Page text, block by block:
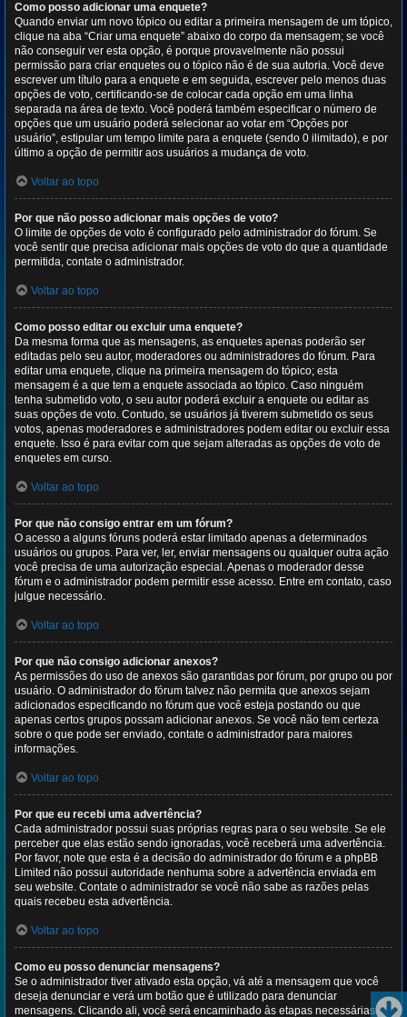
Como posso adicionar uma enquete?
Quando enviar um novo tópico ou editar a primeira mensagem de um tópico,
clique na aba “Criar uma enquete” abaixo do corpo da mensagem; se você
não conseguir ver esta opção, é porque provavelmente não possui
permissão para criar enquetes ou o tópico não é de sua autoria. Você deve
escrever um título para a enquete e em seguida, escrever pelo menos duas
opções de voto, certificando-se de colocar cada opção em uma linha
separada na área de texto. Você poderá também especificar o número de
opções que um usuário poderá selecionar ao votar em “Opções por
usuário”, estipular um tempo limite para a enquete (sendo 0 ilimitado), e por
último a opção de permitir aos usuários a mudança de voto.
Voltar ao topo
Por que não posso adicionar mais opções de voto?
O limite de opções de voto é configurado pelo administrador do fórum. Se
você sentir que precisa adicionar mais opções de voto do que a quantidade
permitida, contate o administrador.
Voltar ao topo
Como posso editar ou excluir uma enquete?
Da mesma forma que as mensagens, as enquetes apenas poderão ser
editadas pelo seu autor, moderadores ou administradores do fórum. Para
editar uma enquete, clique na primeira mensagem do tópico; esta
mensagem é a que tem a enquete associada ao tópico. Caso ninguém
tenha submetido voto, o seu autor poderá excluir a enquete ou editar as
suas opções de voto. Contudo, se usuários já tiverem submetido os seus
votos, apenas moderadores e administradores podem editar ou excluir essa
enquete. Isso é para evitar com que sejam alteradas as opções de voto de
enquetes em curso.
Voltar ao topo
Por que não consigo entrar em um fórum?
O acesso a alguns fóruns poderá estar limitado apenas a determinados
usuários ou grupos. Para ver, ler, enviar mensagens ou qualquer outra ação
você precisa de uma autorização especial. Apenas o moderador desse
fórum e o administrador podem permitir esse acesso. Entre em contato, caso
julgue necessário.
Voltar ao topo
Por que não consigo adicionar anexos?
As permissões do uso de anexos são garantidas por fórum, por grupo ou por
usuário. O administrador do fórum talvez não permita que anexos sejam
adicionados especificando no fórum que você esteja postando ou que
apenas certos grupos possam adicionar anexos. Se você não tem certeza
sobre o que pode ser enviado, contate o administrador para maiores
informações.
Voltar ao topo
Por que eu recebi uma advertência?
Cada administrador possui suas próprias regras para o seu website. Se ele
perceber que elas estão sendo ignoradas, você receberá uma advertência.
Por favor, note que esta é a decisão do administrador do fórum e a phpBB
Limited não possui autoridade nenhuma sobre a advertência enviada em
seu website. Contate o administrador se você não sabe as razões pelas
quais recebeu esta advertência.
Voltar ao topo
Como eu posso denunciar mensagens?
Se o administrador tiver ativado esta opção, vá até a mensagem que você
deseja denunciar e verá um botão que é utilizado para denunciar
mensagens. Clicando ali, você será encaminhado às etapas necessárias